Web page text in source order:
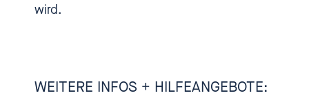
nämlich Kinder und
Und er ist Teamleiter der
wird.
WEITERE INFOS + HILFEANGEBOTE: